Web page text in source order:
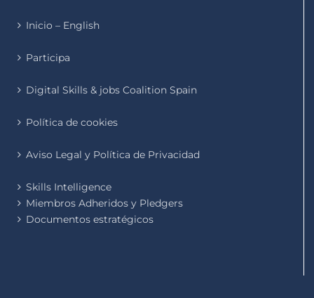
Inicio – English
Participa
Digital Skills & jobs Coalition Spain
Política de cookies
Aviso Legal y Política de Privacidad
Skills Intelligence
Miembros Adheridos y Pledgers
Documentos estratégicos